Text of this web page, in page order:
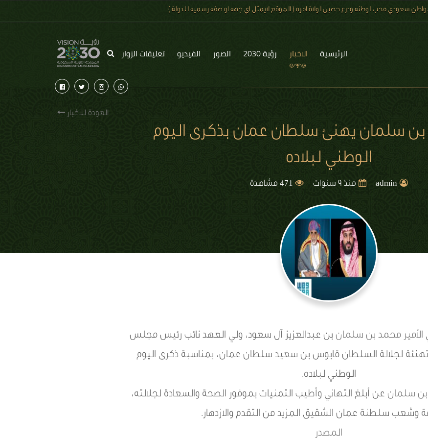
سعودي محب لوطنه ودرع حصين لولاة امره ( الموقع لايمثل اي جهه او صفه رسميه للدولة )
الرئيسية الاخبار رؤية 2030 الصور الفيديو تعليقات الزوار
العودة للاخبار
بن سلمان يهنئ سلطان عمان بذكرى اليوم
الوطني لبلاده
admin منذ 9 سنوات 471 مشاهدة
الأمير محمد بن سلمان بن عبدالعزيز آل سعود، ولي العهد نائب رئيس مجلس
تهنئة لجلالة السلطان قابوس بن سعيد سلطان عمان، بمناسبة ذكرى اليوم
الوطني لبلاده.
بن سلمان عن أبلغ التهاني وأطيب التمنيات بموفور الصحة والسعادة لجلالته،
وشعب سلطنة عمان الشقيق المزيد من التقدم والازدهار.
المصدر